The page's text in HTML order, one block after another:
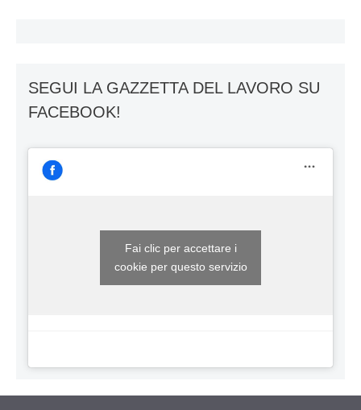
SEGUI LA GAZZETTA DEL LAVORO SU
FACEBOOK!
Fai clic per accettare i
cookie per questo servizio